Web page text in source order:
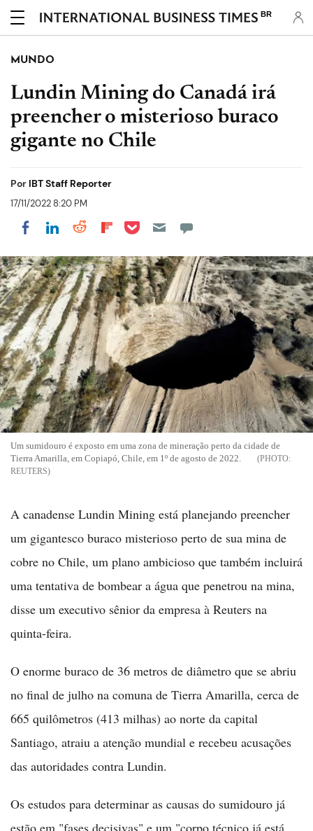
BR
MUNDO
Lundin Mining do Canadá irá
preencher o misterioso buraco
gigante no Chile
Por IBT Staff Reporter
17/11/2022 8:20 PM
Share on Facebook
Share on LinkedIn
Share on Reddit
Share on Flipboard
Share on Pocket
Um sumidouro é exposto em uma zona de mineração perto da cidade de
Tierra Amarilla, em Copiapó, Chile, em 1º de agosto de 2022.
REUTERS
A canadense Lundin Mining está planejando preencher
um gigantesco buraco misterioso perto de sua mina de
cobre no Chile, um plano ambicioso que também incluirá
uma tentativa de bombear a água que penetrou na mina,
disse um executivo sênior da empresa à Reuters na
quinta-feira.
O enorme buraco de 36 metros de diâmetro que se abriu
no final de julho na comuna de Tierra Amarilla, cerca de
665 quilômetros (413 milhas) ao norte da capital
Santiago, atraiu a atenção mundial e recebeu acusações
das autoridades contra Lundin.
Os estudos para determinar as causas do sumidouro já
estão em "fases decisivas" e um "corpo técnico já está